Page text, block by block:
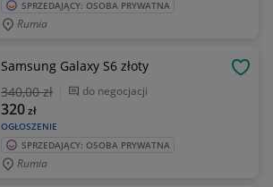
SPRZEDAJĄCY: OSOBA PRYWATNA
Rumia
Samsung Galaxy S6 złoty
340,00 zł do negocjacji
OGŁOSZENIE
320zł
SPRZEDAJĄCY: OSOBA PRYWATNA
Rumia